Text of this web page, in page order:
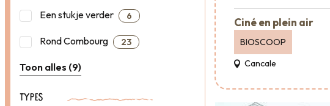
Een stukje verder 6
Rond Combourg 23
Toon alles (9)
TYPES
Ciné en plein air
BIOSCOOP
Cancale